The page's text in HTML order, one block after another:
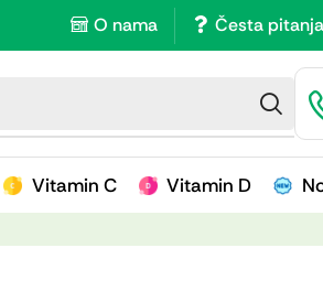
O nama Česta pitanja
Vitamin C Vitamin D